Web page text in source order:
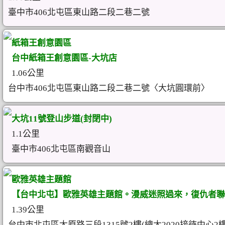
臺中市406北屯區東山路二段二巷二號
紙箱王創意園區
台中紙箱王創意園區-大坑店
1.06公里
台中市406北屯區東山路二段二巷二號〈大坑圓環前〉
大坑11號登山步道(封閉中)
1.1公里
臺中市406北屯區南觀音山
歐雅英雄主題館
【台中北屯】歐雅英雄主題館。漫威迷照過來，復仇者
1.39公里